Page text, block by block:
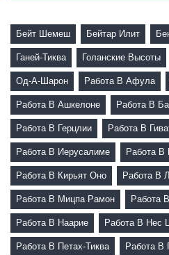
Бейт Шемеш Бейтар Илит
Ганей-Тиква Голанские Высоты
Од-А-Шарон Работа В Афула
Работа В Ашкелоне Работа В
Работа В Герцлии Работа В
Работа В Иерусалиме Работа В
Работа В Кирьят Оно Работа В
Работа В Мицпа Рамон Работа
Работа В Наарие Работа В Нес
Работа В Петах-Тиква Работа В